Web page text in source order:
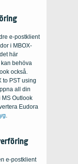
e-postklient
i MBOX-
här
behöva
också.
to PST using
all din
Outlook
Eudora
e-postklient